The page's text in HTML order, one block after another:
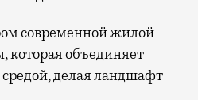
современной жилой
которая объединяет
делая ландшафт